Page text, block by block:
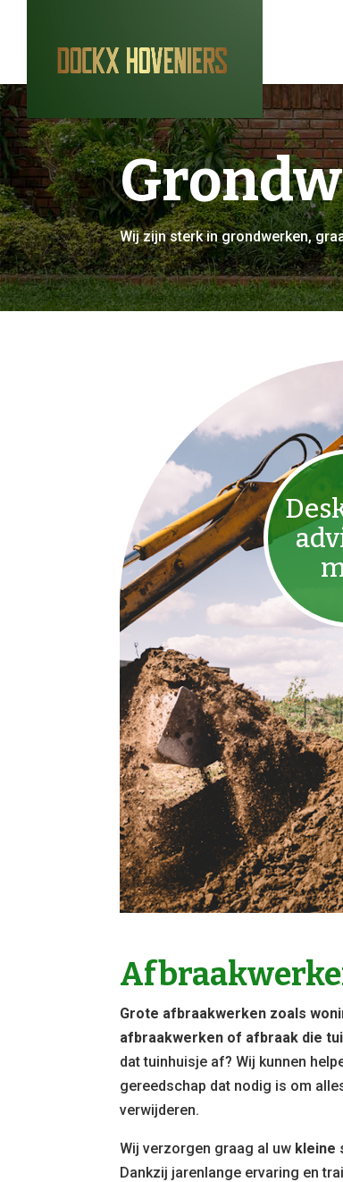
Wij zijn sterk in grondwerken,
Grote afbraakwerken zoals
afbraakwerken of afbraak die
dat tuinhuisje af? Wij kunnen
gereedschap dat nodig is om
verwijderen.
Wij verzorgen graag al uw kleine
Dankzij jarenlange ervaring en